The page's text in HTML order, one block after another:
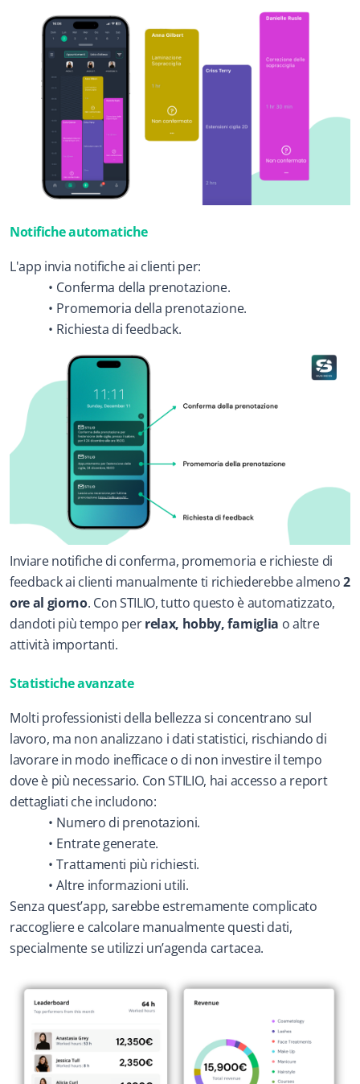
Notifiche automatiche
L'app invia notifiche ai clienti per:
Conferma della prenotazione.
Promemoria della prenotazione.
Richiesta di feedback.
Inviare notifiche di conferma, promemoria e richieste di
feedback ai clienti manualmente ti richiederebbe almeno 2
ore al giorno. Con STILIO, tutto questo è automatizzato,
dandoti più tempo per relax, hobby, famiglia o altre
attività importanti.
Statistiche avanzate
Molti professionisti della bellezza si concentrano sul
lavoro, ma non analizzano i dati statistici, rischiando di
lavorare in modo inefficace o di non investire il tempo
dove è più necessario. Con STILIO, hai accesso a report
dettagliati che includono:
Numero di prenotazioni.
Entrate generate.
Trattamenti più richiesti.
Altre informazioni utili.
Senza quest’app, sarebbe estremamente complicato
raccogliere e calcolare manualmente questi dati,
specialmente se utilizzi un’agenda cartacea.